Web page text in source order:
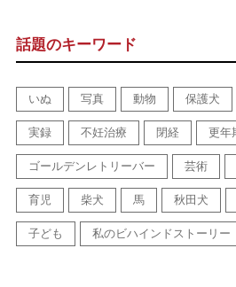
話題のキーワード
いぬ 写真 動物 保護犬
実録 不妊治療 閉経 更年
ゴールデンレトリーバー 芸術
育児 柴犬 馬 秋田犬
子ども 私のビハインドストーリー